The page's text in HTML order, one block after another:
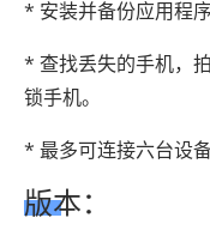
* 安装并备份应用程序
* 查找丢失的手机，
锁手机。
* 最多可连接六台设备
版本：